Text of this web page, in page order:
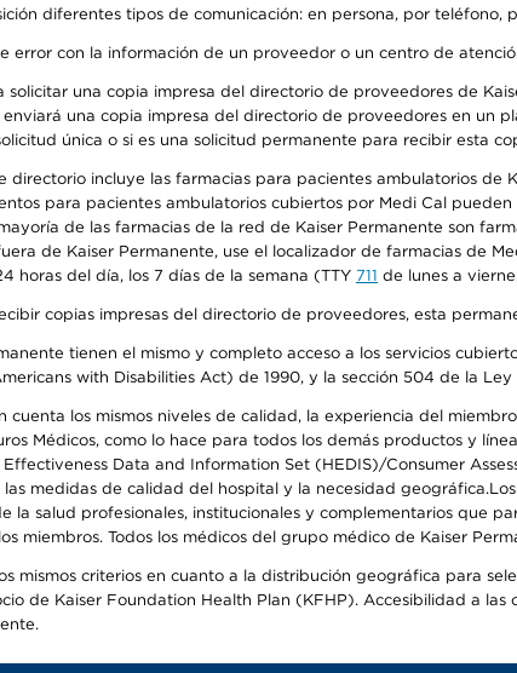
diferentes tipos de comunicación: en persona, por teléfono,
error con la información de un proveedor o un centro de
solicitar una copia impresa del directorio de proveedores de
enviará una copia impresa del directorio de proveedores en un
única o si es una solicitud permanente para recibir esta
directorio incluye las farmacias para pacientes ambulatorios
para pacientes ambulatorios cubiertos por Medi Cal
de las farmacias de la red de Kaiser Permanente son
de Kaiser Permanente, use el localizador de farmacias de
horas del día, los 7 días de la semana (TTY 711 de lunes a
copias impresas del directorio de proveedores, esta
tienen el mismo y completo acceso a los servicios
with Disabilities Act) de 1990, y la sección 504 de la
cuenta los mismos niveles de calidad, la experiencia del
Médicos, como lo hace para todos los demás productos y
Data and Information Set (HEDIS)/Consumer
medidas de calidad del hospital y la necesidad
la salud profesionales, institucionales y complementarios que
miembros. Todos los médicos del grupo médico de Kaiser
mismos criterios en cuanto a la distribución geográfica para
de Kaiser Foundation Health Plan (KFHP). Accesibilidad a